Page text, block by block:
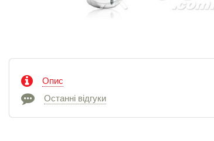
Опис
Останні відгуки